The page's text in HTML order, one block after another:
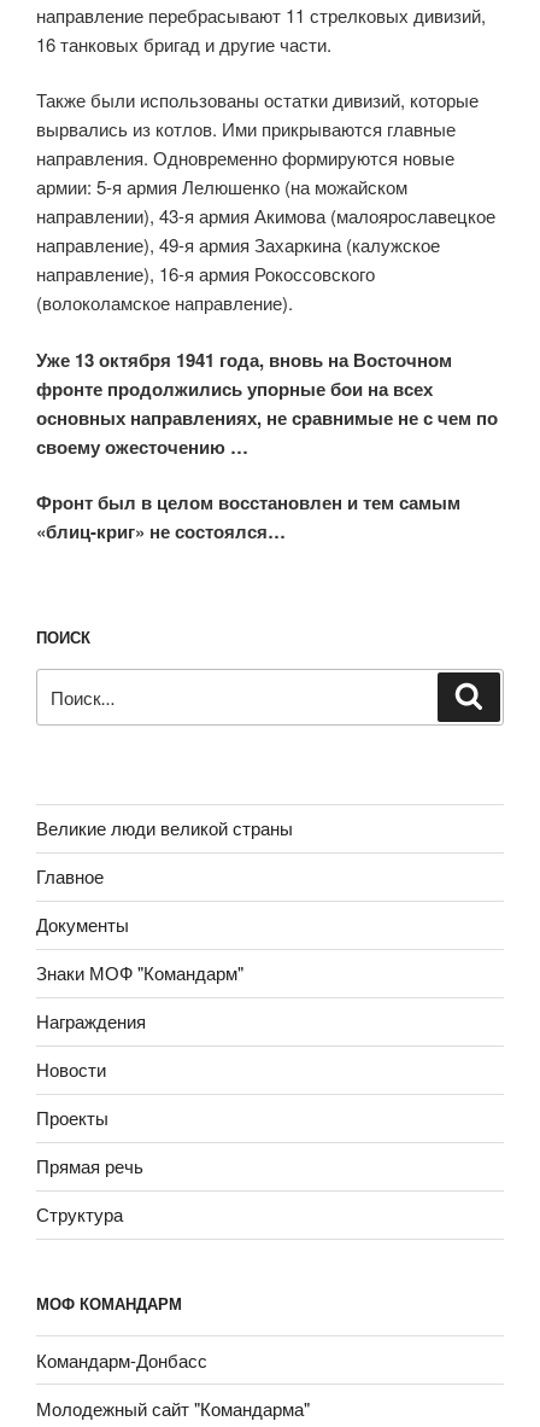
направление перебрасывают 11 стрелковых дивизий,
16 танковых бригад и другие части.
Также были использованы остатки дивизий, которые
вырвались из котлов. Ими прикрываются главные
направления. Одновременно формируются новые
армии: 5-я армия Лелюшенко (на можайском
направлении), 43-я армия Акимова (малоярославецкое
направление), 49-я армия Захаркина (калужское
направление), 16-я армия Рокоссовского
(волоколамское направление).
Уже 13 октября 1941 года, вновь на Восточном
фронте продолжились упорные бои на всех
основных направлениях, не сравнимые не с чем по
своему ожесточению …
Фронт был в целом восстановлен и тем самым
«блиц-криг» не состоялся…
ПОИСК
Великие люди великой страны
Главное
Документы
Знаки МОФ "Командарм"
Награждения
Новости
Проекты
Прямая речь
Структура
МОФ КОМАНДАРМ
Командарм-Донбасс
Молодежный сайт "Командарма"